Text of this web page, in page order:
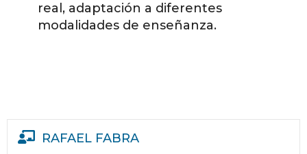
real, adaptación a diferentes
modalidades de enseñanza.
RAFAEL FABRA